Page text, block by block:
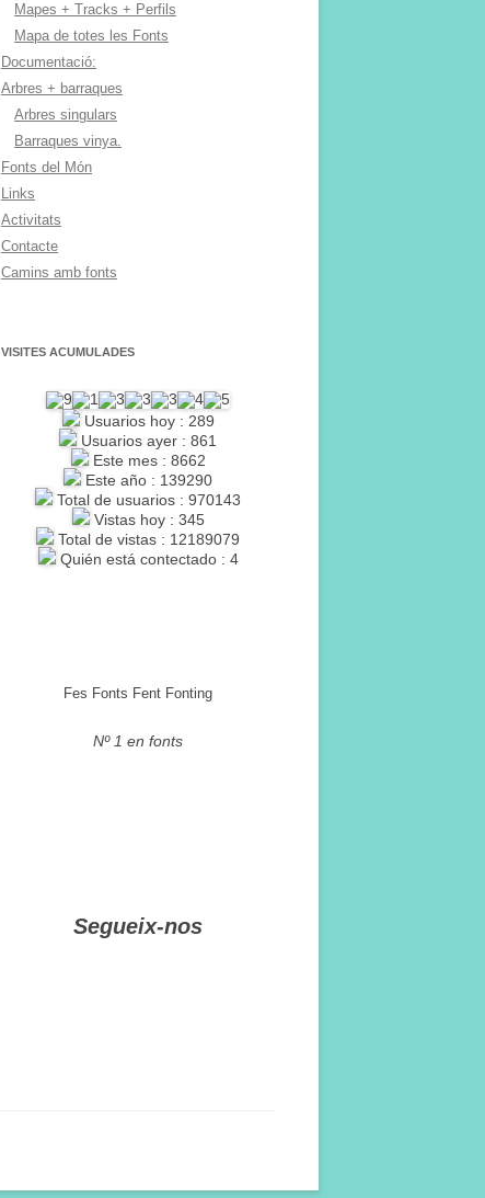
Mapes + Tracks + Perfils
Mapa de totes les Fonts
Documentació:
Arbres + barraques
Arbres singulars
Barraques vinya.
Fonts del Món
Links
Activitats
Contacte
Camins amb fonts
VISITES ACUMULADES
Usuarios hoy : 289
Usuarios ayer : 861
Este mes : 8662
Este año : 139290
Total de usuarios : 970143
Vistas hoy : 345
Total de vistas : 12189079
Quién está contectado : 4
Fes Fonts Fent Fonting
Nº 1 en fonts
Segueix-nos